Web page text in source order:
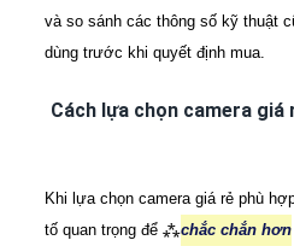
và so sánh các thông số kỹ thuật
dùng trước khi quyết định mua.
Cách lựa chọn camera giá
Khi lựa chọn camera giá rẻ phù
tố quan trọng để ⁂chắc chắn hơn